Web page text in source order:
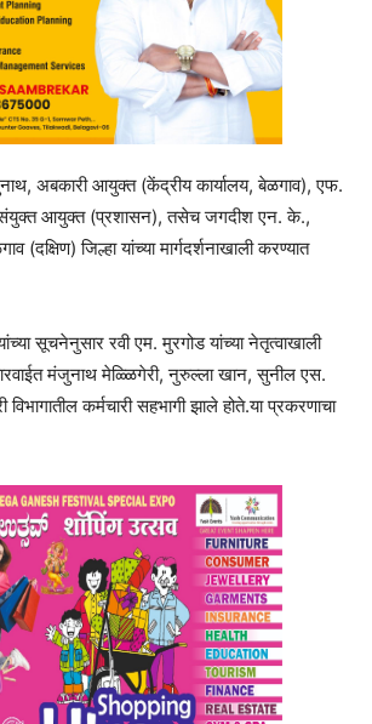
अबकारी आयुक्त (केंद्रीय कार्यालय, बेळगाव), एफ.
संयुक्त आयुक्त (प्रशासन), तसेच जगदीश एन. के.,
(दक्षिण) जिल्हा यांच्या मार्गदर्शनाखाली करण्यात
सूचनेनुसार रवी एम. मुरगोड यांच्या नेतृत्वाखाली
मंजुनाथ मेळ्ळिगेरी, नुरुल्ला खान, सुनील एस.
विभागातील कर्मचारी सहभागी झाले होते.या प्रकरणाचा